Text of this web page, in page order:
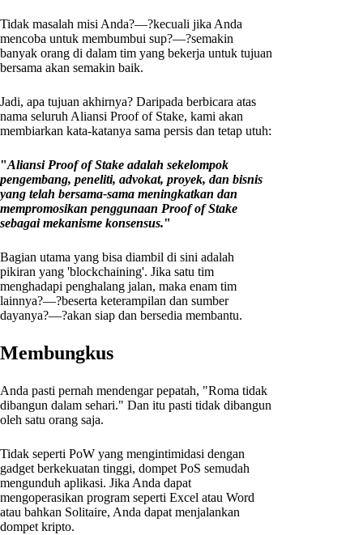
Tidak masalah misi Anda?—?kecuali jika Anda
mencoba untuk membumbui sup?—?semakin
banyak orang di dalam tim yang bekerja untuk tujuan
bersama akan semakin baik.
Jadi, apa tujuan akhirnya? Daripada berbicara atas
nama seluruh Aliansi Proof of Stake, kami akan
membiarkan kata-katanya sama persis dan tetap utuh:
"Aliansi Proof of Stake adalah sekelompok
pengembang, peneliti, advokat, proyek, dan bisnis
yang telah bersama-sama meningkatkan dan
mempromosikan penggunaan Proof of Stake
sebagai mekanisme konsensus."
Bagian utama yang bisa diambil di sini adalah
pikiran yang 'blockchaining'. Jika satu tim
menghadapi penghalang jalan, maka enam tim
lainnya?—?beserta keterampilan dan sumber
dayanya?—?akan siap dan bersedia membantu.
Membungkus
Anda pasti pernah mendengar pepatah, "Roma tidak
dibangun dalam sehari." Dan itu pasti tidak dibangun
oleh satu orang saja.
Tidak seperti PoW yang mengintimidasi dengan
gadget berkekuatan tinggi, dompet PoS semudah
mengunduh aplikasi. Jika Anda dapat
mengoperasikan program seperti Excel atau Word
atau bahkan Solitaire, Anda dapat menjalankan
dompet kripto.